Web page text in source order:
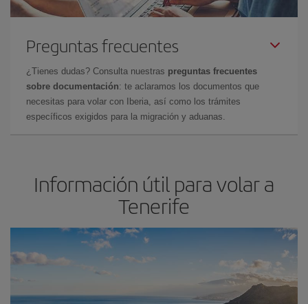
Preguntas frecuentes
¿Tienes dudas? Consulta nuestras preguntas frecuentes
sobre documentación: te aclaramos los documentos que
necesitas para volar con Iberia, así como los trámites
específicos exigidos para la migración y aduanas.
Información útil para volar a
Tenerife